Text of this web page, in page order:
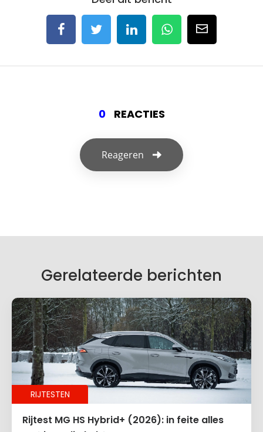
0 REACTIES
Reageren
Je e-mailadres wordt niet gepubliceerd.
Naam*
E-mail*
Gerelateerde berichten
RIJTESTEN
Rijtest MG HS Hybrid+ (2026): in feite alles